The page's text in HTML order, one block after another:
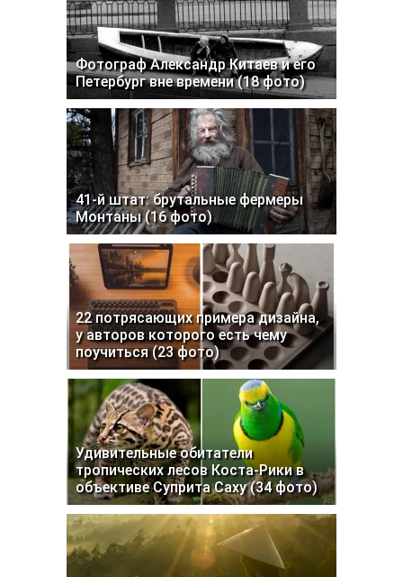
Фотограф Александр Китаев и его
Петербург вне времени (18 фото)
41-й штат: брутальные фермеры
Монтаны (16 фото)
22 потрясающих примера дизайна,
у авторов которого есть чему
поучиться (23 фото)
Удивительные обитатели
тропических лесов Коста-Рики в
объективе Суприта Саху (34 фото)